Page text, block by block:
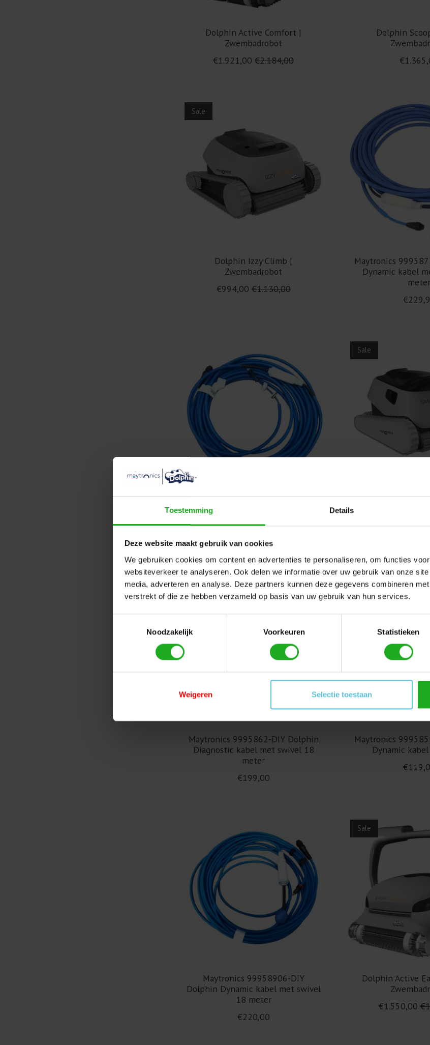
Toestemming Details
Deze website maakt gebruik van cookies
We gebruiken cookies om content en advertenties te personaliseren, om functies
websiteverkeer te analyseren. Ook delen we informatie over uw gebruik van onze
media, adverteren en analyse. Deze partners kunnen deze gegevens combineren
verstrekt of die ze hebben verzameld op basis van uw gebruik van hun services.
Noodzakelijk
Voorkeuren Statistieken
Weigeren Selectie toestaan
Dolphin Active Comfort |
Zwembadrobot
€1.921,00 €2.184,00
Dolphin
Sale
Dolphin Izzy Climb |
Zwembadrobot
€994,00 €1.130,00
Maytronics
Dynamic kabel
meter
Maytronics 9995899-DIY Dolphin
Dynamic kabel met swivel 18
meter
€232,95
Sale
Dolphin
€1.320,00
Maytronics 9995862-DIY Dolphin
Diagnostic kabel met swivel 18
meter
€199,00
Maytronics
Dynamic
Maytronics 99958906-DIY
Dolphin Dynamic kabel met swivel
18 meter
€220,00
Sale
Dolphin Active
€1.550,00